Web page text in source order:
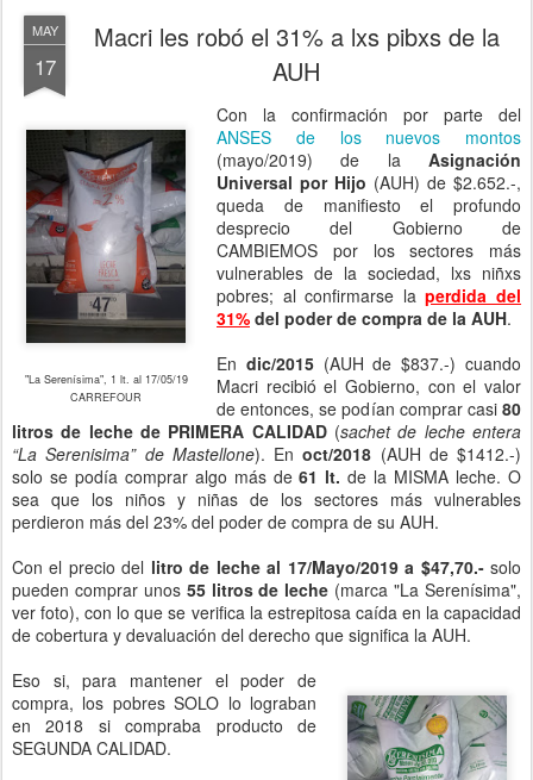
MAY
17
Macri les robó el 31% a lxs pibxs de la
AUH
"La Serenísima", 1 lt. al 17/05/19
CARREFOUR
Con la confirmación por parte del
ANSES de los nuevos montos
(mayo/2019) de la Asignación
Universal por Hijo (AUH) de $2.652.-,
queda de manifiesto el profundo
desprecio del Gobierno de
CAMBIEMOS por los sectores más
vulnerables de la sociedad, lxs niñxs
pobres; al confirmarse la perdida del
31% del poder de compra de la AUH.
En dic/2015(AUH de $837.-) cuando
Macri recibió el Gobierno, con el valor
de entonces, se podían comprar casi 80
litros de leche de PRIMERA CALIDAD(sachet de leche entera
“La Serenisima” de Mastellone). Enoct/2018 (AUH de $1412.-)
solo se podía comprar algo más de61 lt. de la MISMA leche. O
sea que los niños y niñas de los sectores más vulnerables
perdieron más del 23% del poder de compra de su AUH.
Con el precio del litro de leche al 17/Mayo/2019 a $47,70.-solo
pueden comprar unos 55 litros de leche (marca "La Serenísima",
ver foto), con lo que se verifica la estrepitosa caída en la capacidad
de cobertura y devaluación del derecho que significa la AUH.
Eso si, para mantener el poder de
compra, los pobres SOLO lo lograban
en 2018 si compraba producto de
SEGUNDA CALIDAD.